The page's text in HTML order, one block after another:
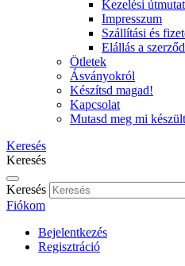
Kezelési
Impresszum
Szállítási és
Elállás a
Ötletek
Ásványokról
Készítsd magad!
Kapcsolat
Mutasd meg mi
Keresés
Keresés
Keresés
Fiókom
Bejelentkezés
Regisztráció